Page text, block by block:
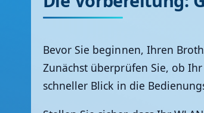
Bevor Sie beginnen, Ihren
Zunächst überprüfen Sie, ob
schneller Blick in die